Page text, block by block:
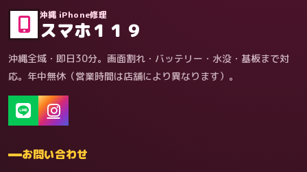
沖縄 iPhone修理
スマホ１１９
沖縄全域・即日30分。画面割れ・バッテリー・水没・基板まで対
応。年中無休（営業時間は店舗により異なります）。
お問い合わせ